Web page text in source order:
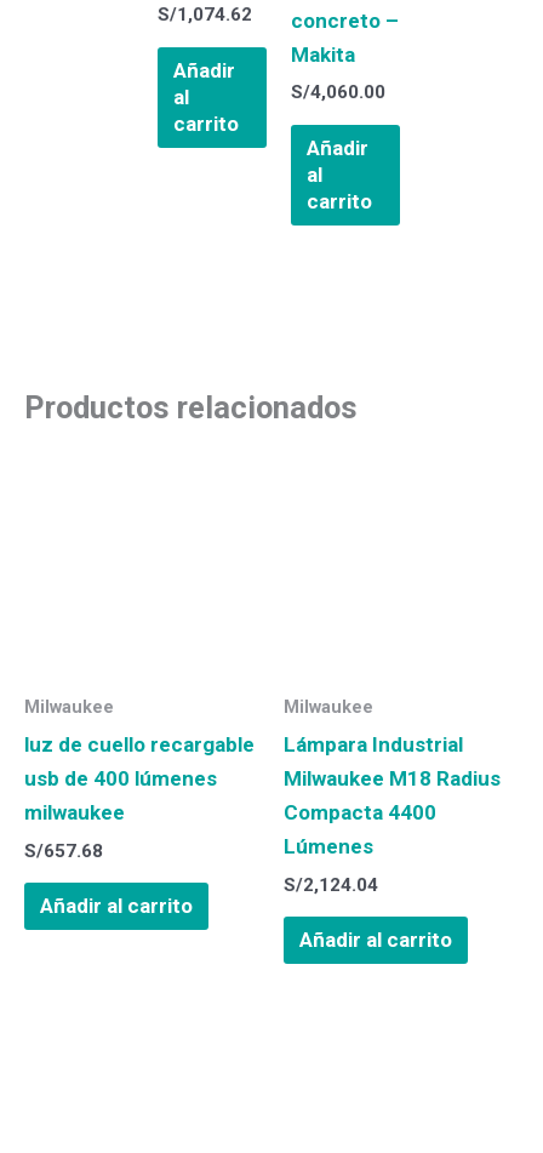
S/1,074.62
Añadir
al
carrito
concreto –
Makita
S/4,060.00
Añadir
al
carrito
Productos relacionados
Milwaukee
luz de cuello recargable
usb de 400 lúmenes
milwaukee
S/657.68
Añadir al carrito
Milwaukee
Lámpara Industrial
Milwaukee M18 Radius
Compacta 4400
Lúmenes
S/2,124.04
Añadir al carrito